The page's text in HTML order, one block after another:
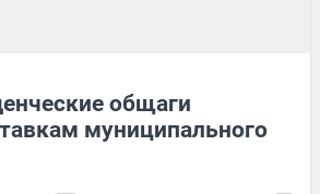
общаги
муниципального